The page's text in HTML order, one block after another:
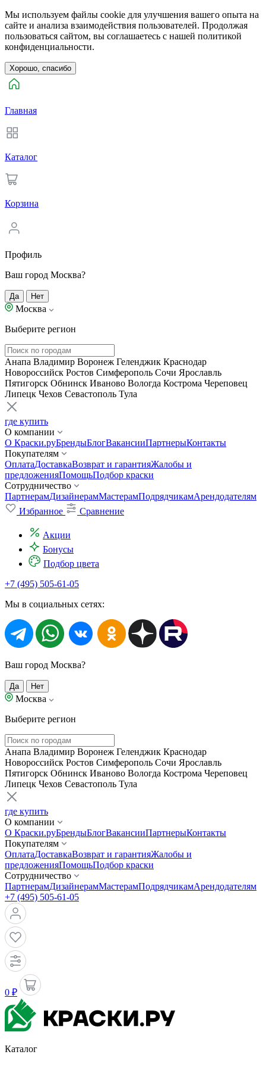
Мы используем файлы cookie для улучшения вашего опыта на
сайте и анализа взаимодействия пользователей. Продолжая
пользоваться сайтом, вы соглашаетесь с нашей политикой
конфиденциальности.
Хорошо, спасибо
Главная
Каталог
Корзина
Профиль
Ваш город Москва?
Да Нет
Москва
Выберите регион
Анапа Владимир Воронеж Геленджик Краснодар
Новороссийск Ростов Симферополь Сочи Ярославль
Пятигорск Обнинск Иваново Вологда Кострома Череповец
Липецк Чехов Севастополь Тула
где купить
О компании
О Краски.руБрендыБлогВакансииПартнерыКонтакты
Покупателям
ОплатаДоставкаВозврат и гарантияЖалобы и
предложенияПомощьПодбор краски
Сотрудничество
ПартнерамДизайнерамМастерамПодрядчикамАрендодателям
Избранное
Сравнение
Акции
Бонусы
Подбор цвета
+7 (495) 505-61-05
Мы в социальных сетях:
Ваш город Москва?
Да Нет
Москва
Выберите регион
Анапа Владимир Воронеж Геленджик Краснодар
Новороссийск Ростов Симферополь Сочи Ярославль
Пятигорск Обнинск Иваново Вологда Кострома Череповец
Липецк Чехов Севастополь Тула
где купить
О компании
О Краски.руБрендыБлогВакансииПартнерыКонтакты
Покупателям
ОплатаДоставкаВозврат и гарантияЖалобы и
предложенияПомощьПодбор краски
Сотрудничество
ПартнерамДизайнерамМастерамПодрядчикамАрендодателям
+7 (495) 505-61-05
0 ₽
Каталог